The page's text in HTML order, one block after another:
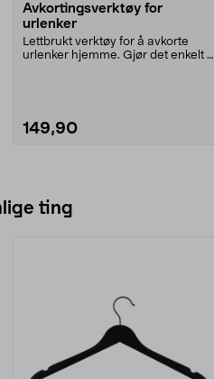
Avkortingsverktøy for
urlenker
Lettbrukt verktøy for å avkorte
urlenker hjemme. Gjør det enkelt å
149,90
ting